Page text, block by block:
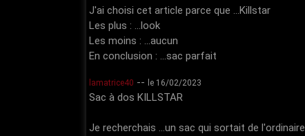
J'ai choisi cet article parce que ...Killstar
Les plus : ...look
Les moins : ...aucun
En conclusion : ...sac parfait
lamatrice40 -- le 16/02/2023
Sac à dos KILLSTAR
Je recherchais ...un sac qui sortait de l'ordinaire